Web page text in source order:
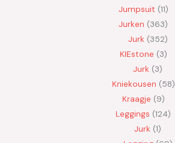
Jumpsuit 11
Jurken 363
Jurk 352
KIEstone 3
Jurk 3
Kniekousen 58
Kraagje 9
Leggings 124
Jurk 1